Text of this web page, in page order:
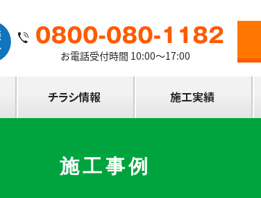
お電話受付時間 10:00～17:00
施工事例